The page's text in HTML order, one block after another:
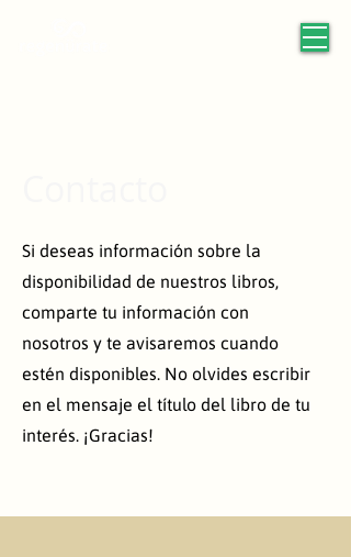
Si deseas información sobre la
disponibilidad de nuestros libros,
comparte tu información con
nosotros y te avisaremos cuando
estén disponibles. No olvides escribir
en el mensaje el título del libro de tu
interés. ¡Gracias!